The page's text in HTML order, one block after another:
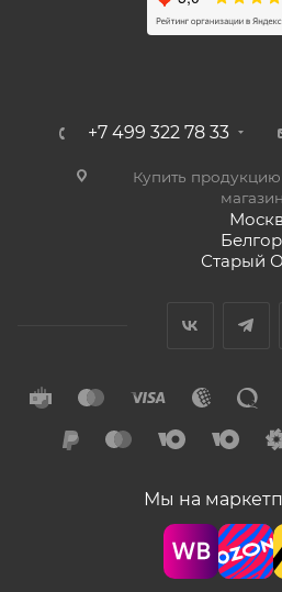
+7 499 322 78 33
Купить
Старый
Мы на